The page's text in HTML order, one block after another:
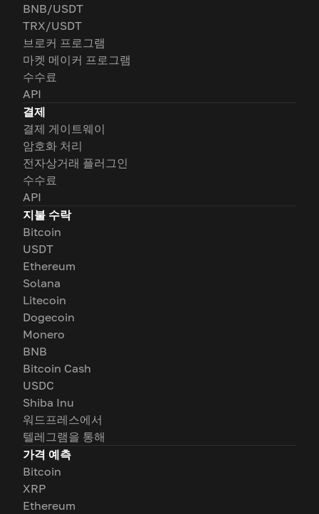
BNB/USDT
TRX/USDT
브로커 프로그램
마켓 메이커 프로그램
수수료
API
결제
결제 게이트웨이
암호화 처리
전자상거래 플러그인
수수료
API
지불 수락
Bitcoin
USDT
Ethereum
Solana
Litecoin
Dogecoin
Monero
BNB
Bitcoin Cash
USDC
Shiba Inu
워드프레스에서
텔레그램을 통해
가격 예측
Bitcoin
XRP
Ethereum